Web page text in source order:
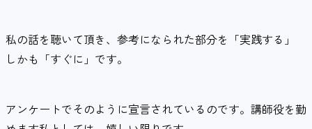
私の話を聴いて頂き、参考になられた部分を「実践する」
しかも「すぐに」です。
アンケートでそのように宣言されているのです。講師役を勤